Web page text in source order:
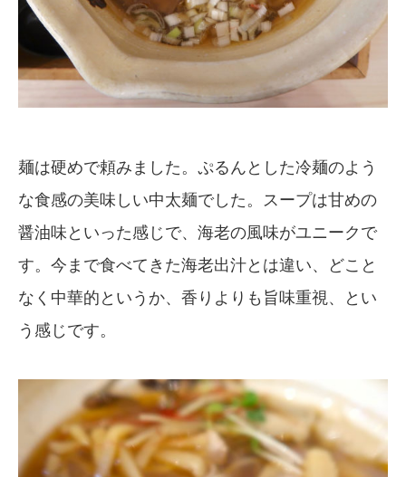
麺は硬めで頼みました。ぷるんとした冷麺のよう
な食感の美味しい中太麺でした。スープは甘めの
醤油味といった感じで、海老の風味がユニークで
す。今まで食べてきた海老出汁とは違い、どこと
なく中華的というか、香りよりも旨味重視、とい
う感じです。